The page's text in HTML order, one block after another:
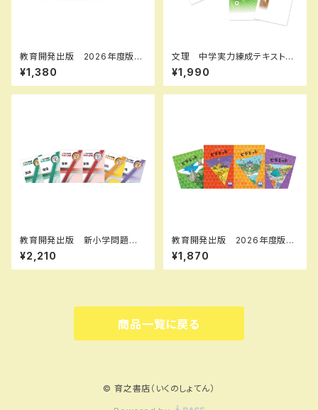
教育開発出版 2026年度版
新中学問題集 地理・歴史 標
準編 各学年（選択ください）
新品完全セット
¥1,380
文理 中学実力練成テキスト
国・数・理・社・英 2026年度
版 新品完全セット
¥1,990
教育開発出版 新小学問題
集 中学入試編 国語 Ⅰ，
Ⅱ，Ⅲ 2026年度版 各学年
（選択ください） 問題集本体と
¥2,210
教育開発出版 2026年度版
ピラミッド 国語 小1～6 各
学年（選択ください） 問題集本
体と別冊解答つき 新品完全セ
¥1,870
商品一覧に戻る
© 育之書店（いくのしょてん）